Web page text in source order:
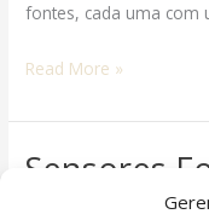
fontes, cada uma com
Read More »
Sensores
Sensores